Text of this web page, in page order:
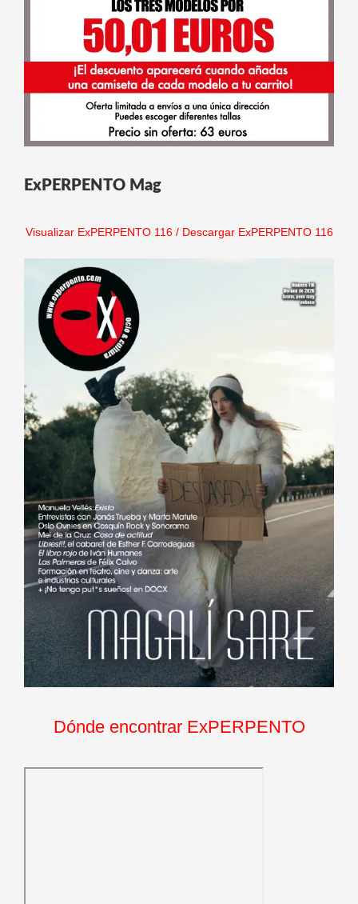
ExPERPENTO Mag
Visualizar ExPERPENTO 116/ Descargar ExPERPENTO 116
Dónde encontrar ExPERPENTO